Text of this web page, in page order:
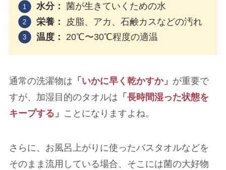
水分： 菌が生きていくための水
栄養：
皮脂、アカ、石鹸カスなどの汚れ
温度：
20℃〜30℃程度の適温
通常の洗濯物は 「 いかに早く乾かすか」 が重要で
すが、加湿目的のタオルは 「 長時間湿った状態を
キープする 」 ことになりますよね。
さらに、お風呂上がりに使ったバスタオルなどを
そのまま流用している場合、そこには菌の大好物